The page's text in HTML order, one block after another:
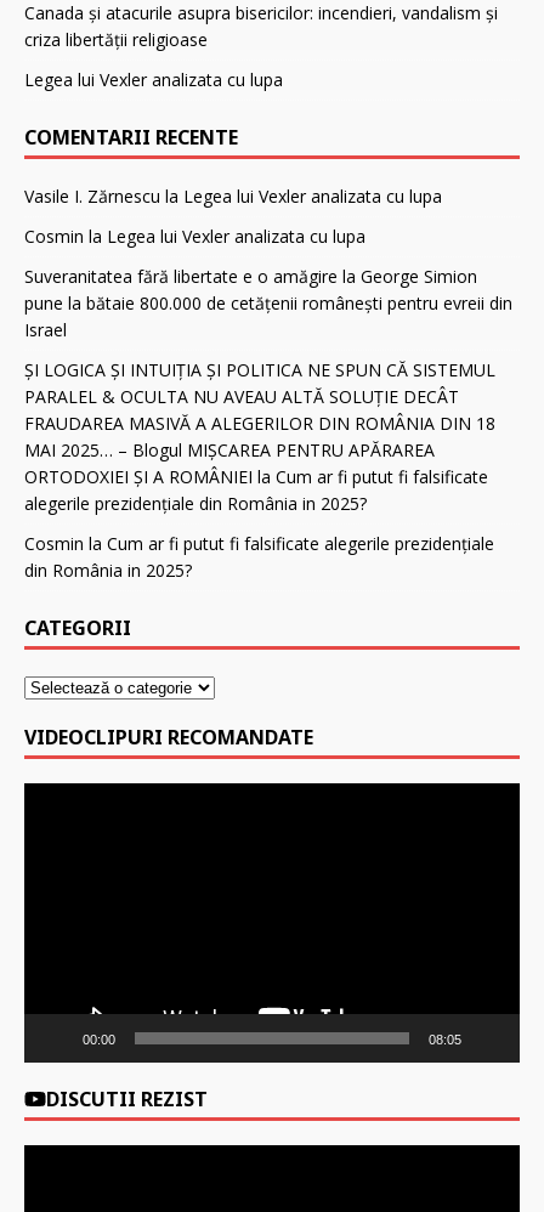
Canada și atacurile asupra bisericilor: incendieri, vandalism și
criza libertății religioase
Legea lui Vexler analizata cu lupa
COMENTARII RECENTE
Vasile I. Zărnescu la Legea lui Vexler analizata cu lupa
Cosmin la Legea lui Vexler analizata cu lupa
Suveranitatea fără libertate e o amăgire la George Simion
pune la bătaie 800.000 de cetăţenii românești pentru evreii din
Israel
ȘI LOGICA ȘI INTUIȚIA ȘI POLITICA NE SPUN CĂ SISTEMUL
PARALEL & OCULTA NU AVEAU ALTĂ SOLUȚIE DECÂT
FRAUDAREA MASIVĂ A ALEGERILOR DIN ROMÂNIA DIN 18
MAI 2025… – Blogul MIȘCAREA PENTRU APĂRAREA
ORTODOXIEI ȘI A ROMÂNIEI la Cum ar fi putut fi falsificate
alegerile prezidenţiale din România in 2025?
Cosmin la Cum ar fi putut fi falsificate alegerile prezidenţiale
din România in 2025?
CATEGORII
VIDEOCLIPURI RECOMANDATE
00:00 08:05
DISCUTII REZIST